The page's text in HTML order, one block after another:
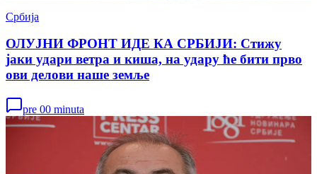
Србија
ОЛУЈНИ ФРОНТ ИДЕ КА СРБИЈИ: Стижу
јаки удари ветра и киша, на удару ће бити прво
ови делови наше земље
pre 00 minuta